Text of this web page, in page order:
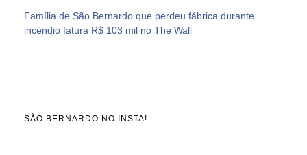
Família de São Bernardo que perdeu fábrica durante
incêndio fatura R$ 103 mil no The Wall
SÃO BERNARDO NO INSTA!